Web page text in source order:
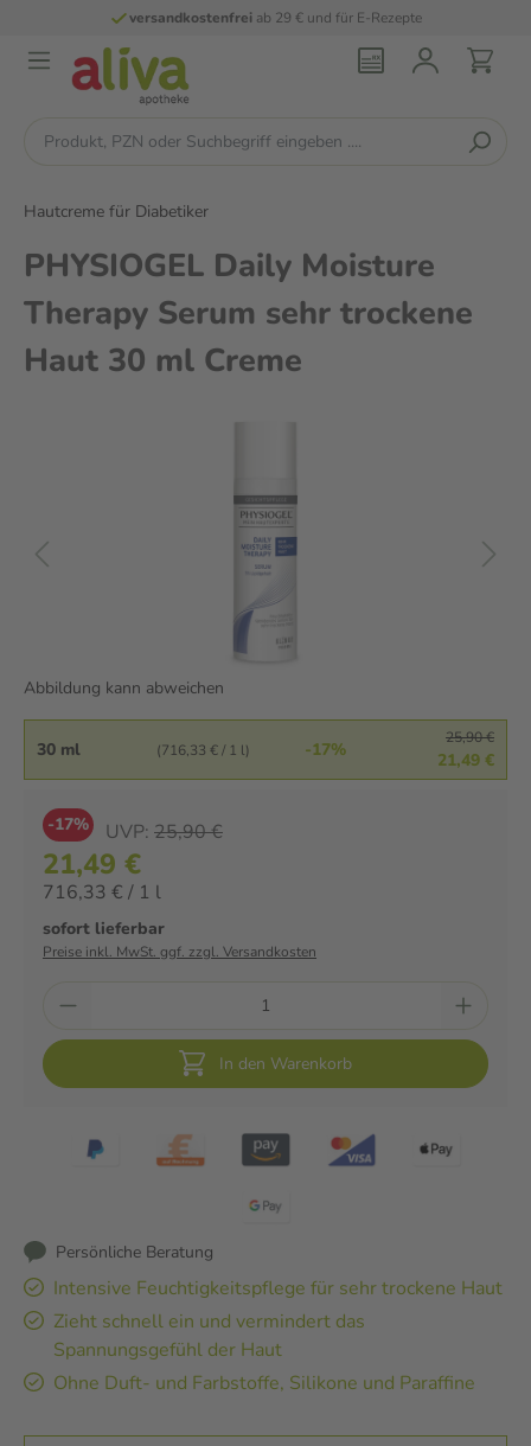
versandkostenfreiab 29 € und für E-Rezepte
Hautcreme für Diabetiker
PHYSIOGEL Daily Moisture
Therapy Serum sehr trockene
Haut 30 ml Creme
Abbildung kann abweichen
30 ml (716,33 € / 1 l) -17%
25,90 €
21,49 €
-17% UVP: 25,90 €
21,49 €
716,33 € / 1 l
sofort lieferbar
Preise inkl. MwSt. ggf. zzgl. Versandkosten
In den Warenkorb
Persönliche Beratung
Intensive Feuchtigkeitspflege für sehr trockene Haut
Zieht schnell ein und vermindert das
Spannungsgefühl der Haut
Ohne Duft- und Farbstoffe, Silikone und Paraffine